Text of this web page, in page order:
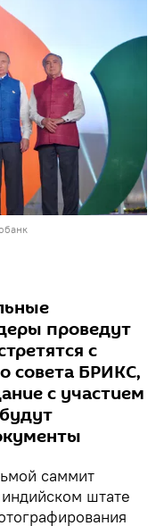
проведут
с
совета БРИКС,
с участием
саммит
штате